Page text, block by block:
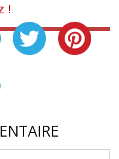
!